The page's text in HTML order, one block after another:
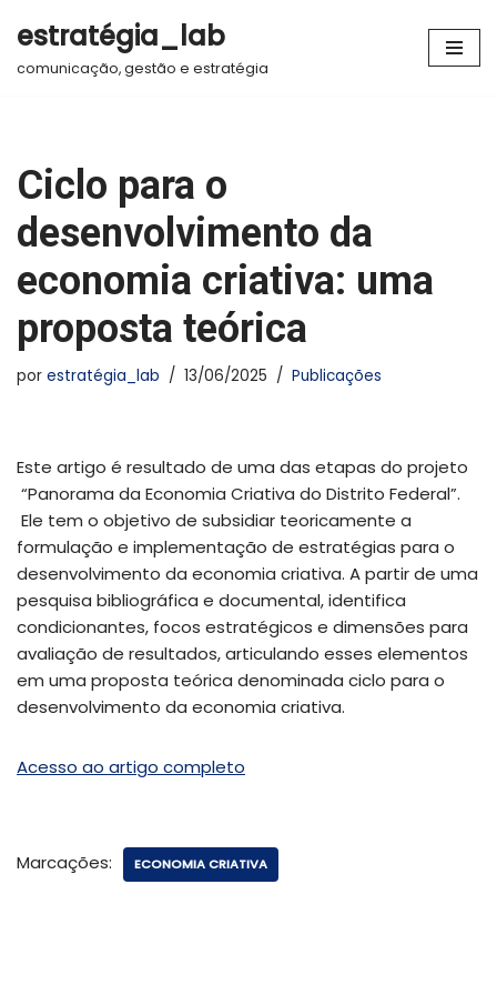
estratégia_lab
comunicação, gestão e estratégia
Ciclo para o
desenvolvimento da
economia criativa: uma
proposta teórica
por estratégia_lab 13/06/2025 Publicações
Este artigo é resultado de uma das etapas do projeto
“Panorama da Economia Criativa do Distrito Federal”.
Ele tem o objetivo de subsidiar teoricamente a
formulação e implementação de estratégias para o
desenvolvimento da economia criativa. A partir de uma
pesquisa bibliográfica e documental, identifica
condicionantes, focos estratégicos e dimensões para
avaliação de resultados, articulando esses elementos
em uma proposta teórica denominada ciclo para o
desenvolvimento da economia criativa.
Acesso ao artigo completo
Marcações: ECONOMIA CRIATIVA